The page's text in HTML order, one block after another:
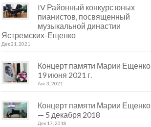
IV Районный конкурс юных
пианистов, посвященный
музыкальной династии
Ястремских-Ещенко
Дек 21, 2021
Концерт памяти Марии Ещенко
19 июня 2021 г.
Авг 3, 2021
Концерт памяти Марии Ещенко
— 5 декабря 2018
Дек 17, 2018